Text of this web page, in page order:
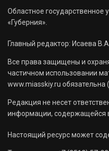
Областное государственное
«Губерния».
Главный редактор: Исаева В.А.
Все права защищены и
частичном использовании
www.miasskiy.ru обязательна
Редакция не несет
информации, содержащейся
Настоящий ресурс может